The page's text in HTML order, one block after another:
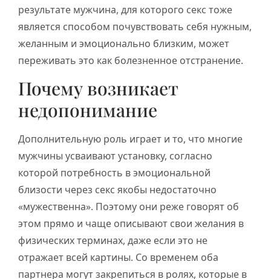
результате мужчина, для которого секс тоже
является способом почувствовать себя нужным,
желанным и эмоционально близким, может
переживать это как болезненное отстранение.
Почему возникает
недопонимание
Дополнительную роль играет и то, что многие
мужчины усваивают установку, согласно
которой потребность в эмоциональной
близости через секс якобы недостаточно
«мужественна». Поэтому они реже говорят об
этом прямо и чаще описывают свои желания в
физических терминах, даже если это не
отражает всей картины. Со временем оба
партнера могут закрепиться в ролях, которые в